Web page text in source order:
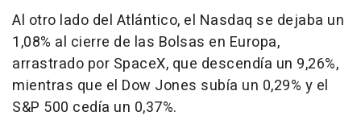
Al otro lado del Atlántico, el Nasdaq se dejaba un
1,08% al cierre de las Bolsas en Europa,
arrastrado por SpaceX, que descendía un 9,26%,
mientras que el Dow Jones subía un 0,29% y el
S&P 500 cedía un 0,37%.